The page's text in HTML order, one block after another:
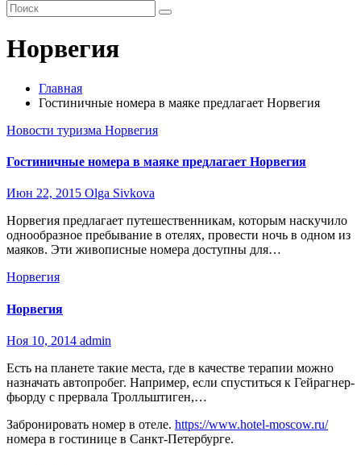
Норвегия
Главная
Гостиничные номера в маяке предлагает Норвегия
Новости туризма Норвегия
Гостиничные номера в маяке предлагает Норвегия
Июн 22, 2015 Olga Sivkova
Норвегия предлагает путешественникам, которым наскучило
однообразное пребывание в отелях, провести ночь в одном из
маяков. Эти живописные номера доступны для…
Норвегия
Норвегия
Ноя 10, 2014 admin
Есть на планете такие места, где в качестве терапии можно
назначать автопробег. Например, если спуститься к Гейрагнер-
фьорду с прервала Тролльштиген,…
Забронировать номер в отеле. https://www.hotel-moscow.ru/
номера в гостинице в Санкт-Петербурге.